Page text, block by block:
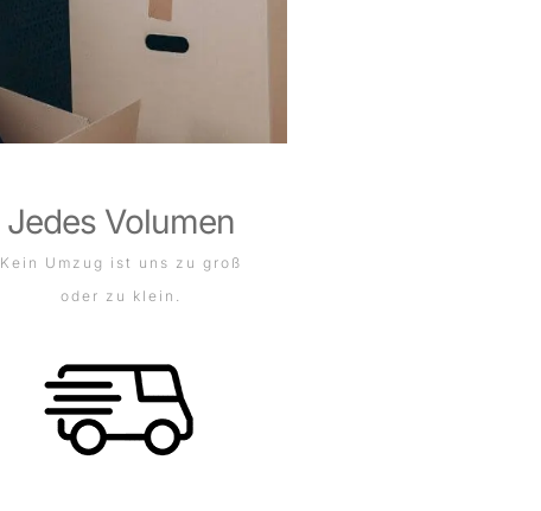
Jedes Volumen
Kein Umzug ist uns zu groß
oder zu klein.